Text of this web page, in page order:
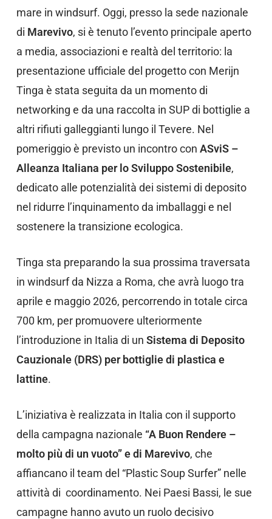
mare in windsurf. Oggi, presso la sede nazionale
di Marevivo, si è tenuto l’evento principale aperto
a media, associazioni e realtà del territorio: la
presentazione ufficiale del progetto con Merijn
Tinga è stata seguita da un momento di
networking e da una raccolta in SUP di bottiglie a
altri rifiuti galleggianti lungo il Tevere. Nel
pomeriggio è previsto un incontro con ASviS –
Alleanza Italiana per lo Sviluppo Sostenibile,
dedicato alle potenzialità dei sistemi di deposito
nel ridurre l’inquinamento da imballaggi e nel
sostenere la transizione ecologica.
Tinga sta preparando la sua prossima traversata
in windsurf da Nizza a Roma, che avrà luogo tra
aprile e maggio 2026, percorrendo in totale circa
700 km, per promuovere ulteriormente
l’introduzione in Italia di un Sistema di Deposito
Cauzionale (DRS) per bottiglie di plastica e
lattine.
L’iniziativa è realizzata in Italia con il supporto
della campagna nazionale “A Buon Rendere –
molto più di un vuoto” e di Marevivo, che
affiancano il team del “Plastic Soup Surfer” nelle
attività di coordinamento. Nei Paesi Bassi, le sue
campagne hanno avuto un ruolo decisivo